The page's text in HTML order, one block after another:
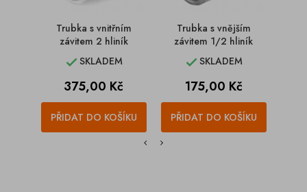
Trubka s vnitřním
závitem 2 hliník
SKLADEM
Cena
375,00 Kč
PŘIDAT DO KOŠÍKU
Trubka s vnějším
závitem 1/2 hliník
SKLADEM
Cena
175,00 Kč
PŘIDAT DO KOŠÍKU